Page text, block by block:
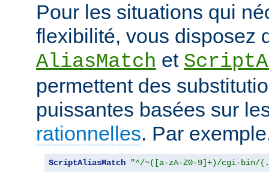
Pour les situations qui
flexibilité, vous disposez
AliasMatch et
permettent des
puissantes basées sur
rationnelles. Par
ScriptAliasMatch "^/~([a-zA-Z0-9]+)/cgi-bin/